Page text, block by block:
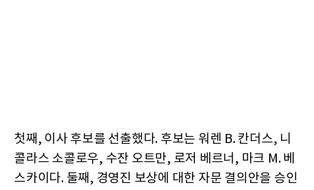
첫째, 이사 후보를 선출했다. 후보는 워렌 B. 칸더스, 니
콜라스 소콜로우, 수잔 오트만, 로저 베르너, 마크 M. 베
스카이다. 둘째, 경영진 보상에 대한 자문 결의안을 승인